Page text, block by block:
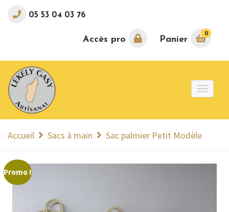
05 53 04 03 76
Accès pro Panier
0
Toggle
Accueil Sacs à main Sac palmier Petit Modèle
Promo !